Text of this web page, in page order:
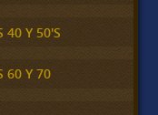
40 Y 50'S
60 Y 70